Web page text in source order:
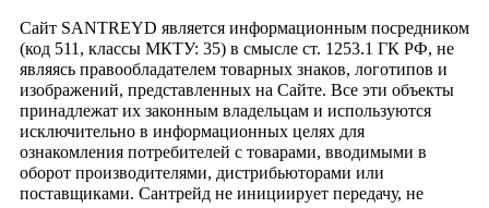
Сайт SANTREYD является информационным посредником
(код 511, классы МКТУ: 35) в смысле ст. 1253.1 ГК РФ, не
являясь правообладателем товарных знаков, логотипов и
изображений, представленных на Сайте. Все эти объекты
принадлежат их законным владельцам и используются
исключительно в информационных целях для
ознакомления потребителей с товарами, вводимыми в
оборот производителями, дистрибьюторами или
поставщиками. Сантрейд не инициирует передачу, не